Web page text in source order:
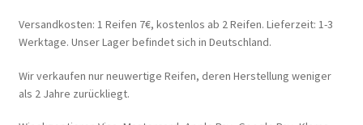
Versandkosten: 1 Reifen 7€, kostenlos ab 2 Reifen. Lieferzeit: 1-3
Werktage. Unser Lager befindet sich in Deutschland.
Wir verkaufen nur neuwertige Reifen, deren Herstellung weniger
als 2 Jahre zurückliegt.